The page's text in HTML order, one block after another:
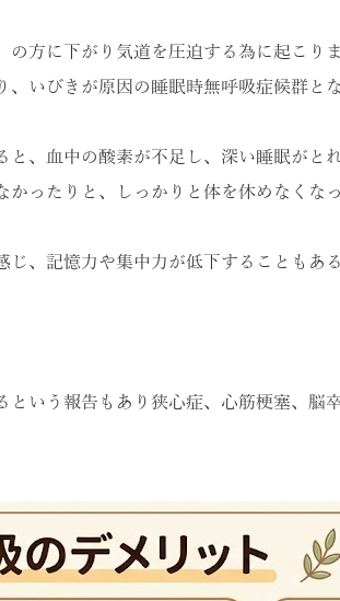
方に下がり気道を圧迫する為に起こり
いびきが原因の睡眠時無呼吸症候群と
、血中の酸素が不足し、深い睡眠がと
かったりと、しっかりと体を休めなくな
、記憶力や集中力が低下することもあ
いう報告もあり狭心症、心筋梗塞、脳